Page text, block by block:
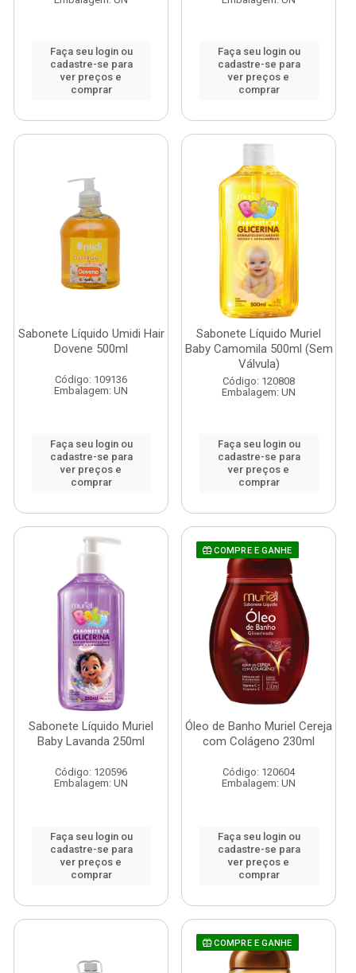
Faça seu login ou
cadastre-se para
ver preços e
comprar
Faça seu login ou
cadastre-se para
ver preços e
comprar
Sabonete Líquido Umidi Hair
Dovene 500ml
Código: 109136
Embalagem: UN
Faça seu login ou
cadastre-se para
ver preços e
comprar
Sabonete Líquido Muriel
Baby Camomila 500ml (Sem
Válvula)
Código: 120808
Embalagem: UN
Faça seu login ou
cadastre-se para
ver preços e
comprar
Sabonete Líquido Muriel
Baby Lavanda 250ml
Código: 120596
Embalagem: UN
Faça seu login ou
cadastre-se para
ver preços e
comprar
COMPRE E GANHE
Óleo de Banho Muriel Cereja
com Colágeno 230ml
Código: 120604
Embalagem: UN
Faça seu login ou
cadastre-se para
ver preços e
comprar
COMPRE E GANHE